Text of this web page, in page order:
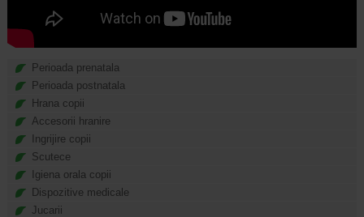
Perioada prenatala
Perioada postnatala
Hrana copii
Accesorii hranire
Ingrijire copii
Scutece
Igiena orala copii
Dispozitive medicale
Jucarii